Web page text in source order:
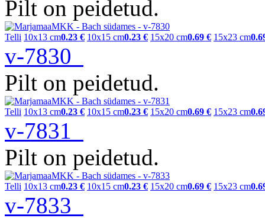
Pilt on peidetud.
Telli 10x13 cm0.23 € 10x15 cm0.23 € 15x20 cm0.69 € 15x23 cm
v-7830
Pilt on peidetud.
Telli 10x13 cm0.23 € 10x15 cm0.23 € 15x20 cm0.69 € 15x23 cm
v-7831
Pilt on peidetud.
Telli 10x13 cm0.23 € 10x15 cm0.23 € 15x20 cm0.69 € 15x23 cm
v-7833